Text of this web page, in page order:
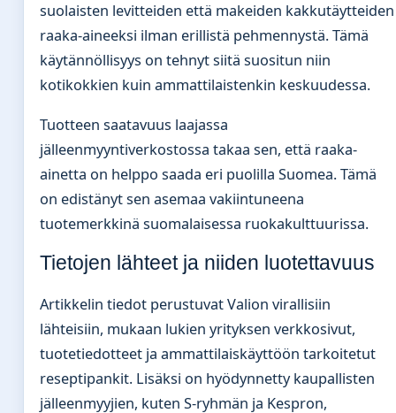
suolaisten levitteiden että makeiden kakkutäytteiden
raaka-aineeksi ilman erillistä pehmennystä. Tämä
käytännöllisyys on tehnyt siitä suositun niin
kotikokkien kuin ammattilaistenkin keskuudessa.
Tuotteen saatavuus laajassa
jälleenmyyntiverkostossa takaa sen, että raaka-
ainetta on helppo saada eri puolilla Suomea. Tämä
on edistänyt sen asemaa vakiintuneena
tuotemerkkinä suomalaisessa ruokakulttuurissa.
Tietojen lähteet ja niiden luotettavuus
Artikkelin tiedot perustuvat Valion virallisiin
lähteisiin, mukaan lukien yrityksen verkkosivut,
tuotetiedotteet ja ammattilaiskäyttöön tarkoitetut
reseptipankit. Lisäksi on hyödynnetty kaupallisten
jälleenmyyjien, kuten S-ryhmän ja Kespron,